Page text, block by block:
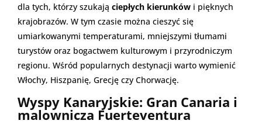
dla tych, którzy szukają ciepłych kierunków i pięknych
krajobrazów. W tym czasie można cieszyć się
umiarkowanymi temperaturami, mniejszymi tłumami
turystów oraz bogactwem kulturowym i przyrodniczym
regionu. Wśród popularnych destynacji warto wymienić
Włochy, Hiszpanię, Grecję czy Chorwację.
Wyspy Kanaryjskie: Gran Canaria i
malownicza Fuerteventura